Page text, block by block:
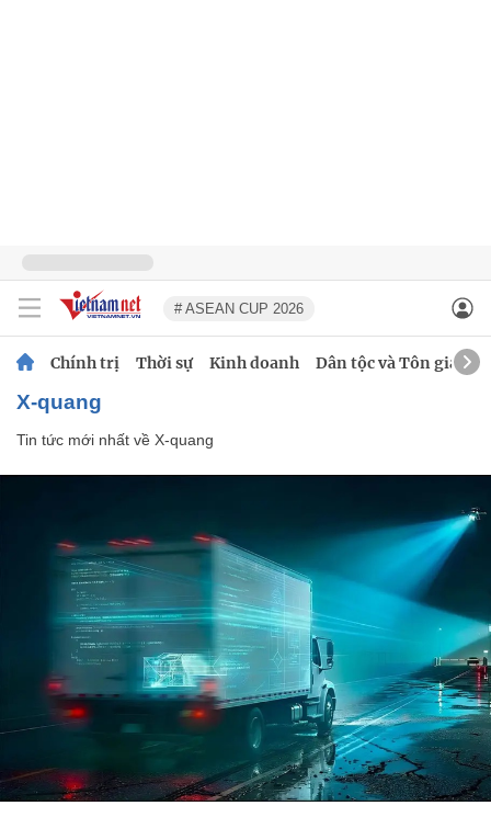
# ASEAN CUP 2026
Chính trị Thời sự Kinh doanh Dân tộc và Tôn giáo
X-quang
Tin tức mới nhất về X-quang